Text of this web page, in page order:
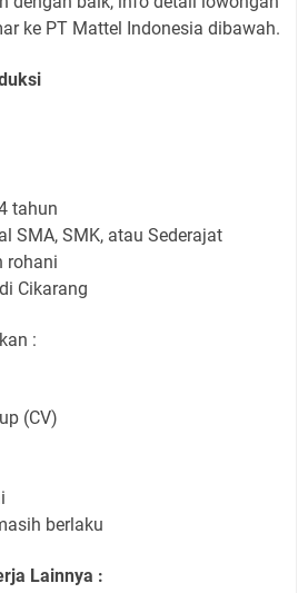
ke PT Mattel Indonesia dibawah.
tahun
SMA, SMK, atau Sederajat
rohani
Cikarang
:
(CV)
berlaku
Lainnya :